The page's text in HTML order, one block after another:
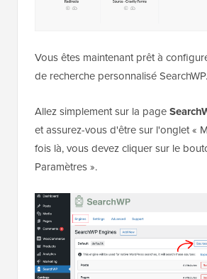
Vous êtes maintenant prêt à
de recherche personnalisé SearchWP.
Allez simplement sur la page
et assurez-vous d'être sur l'onglet «
fois là, vous devez cliquer sur le
Paramètres ».